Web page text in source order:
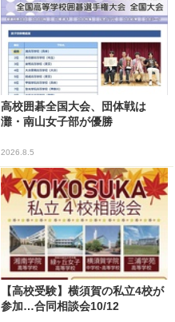
高校囲碁全国大会、団体戦は
灘・南山女子部が優勝
2026.8.5
【高校受験】横須賀の私立4校が
参加…合同相談会10/12